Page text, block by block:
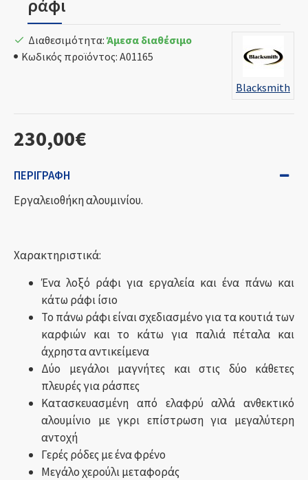
ράφι
230,00€
Διαθεσιμότητα: Άμεσα διαθέσιμο
Κωδικός προϊόντος: A01165
Blacksmith
ΠΕΡΙΓΡΑΦΉ
Εργαλειοθήκη αλουμινίου.
Χαρακτηριστικά:
Ένα λοξό ράφι για εργαλεία και ένα πάνω και
κάτω ράφι ίσιο
Το πάνω ράφι είναι σχεδιασμένο για τα κουτιά των
καρφιών και το κάτω για παλιά πέταλα και
άχρηστα αντικείμενα
Δύο μεγάλοι μαγνήτες και στις δύο κάθετες
πλευρές για ράσπες
Κατασκευασμένη από ελαφρύ αλλά ανθεκτικό
αλουμίνιο με γκρι επίστρωση για μεγαλύτερη
αντοχή
Γερές ρόδες με ένα φρένο
Μεγάλο χερούλι μεταφοράς